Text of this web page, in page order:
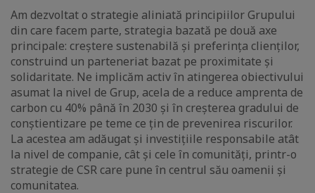
Am dezvoltat o strategie aliniată principiilor Grupului
din care facem parte, strategia bazată pe două axe
principale: creștere sustenabilă și preferința clienților,
construind un parteneriat bazat pe proximitate și
solidaritate. Ne implicăm activ în atingerea obiectivului
asumat la nivel de Grup, acela de a reduce amprenta de
carbon cu 40% până în 2030 și în creșterea gradului de
conștientizare pe teme ce țin de prevenirea riscurilor.
La acestea am adăugat și investițiile responsabile atât
la nivel de companie, cât și cele în comunități, printr-o
strategie de CSR care pune în centrul său oamenii și
comunitatea.